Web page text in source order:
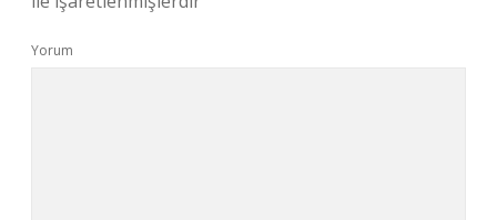
Yorum